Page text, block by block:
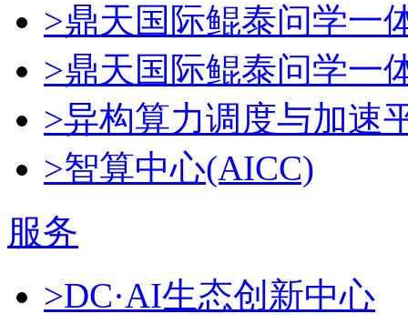
>鼎天国际鲲泰问学一
>鼎天国际鲲泰问学一
>异构算力调度与加速
>智算中心(AICC)
服务
>DC·AI生态创新中心